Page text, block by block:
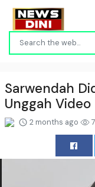
Sarwendah
Unggah
2 months ago